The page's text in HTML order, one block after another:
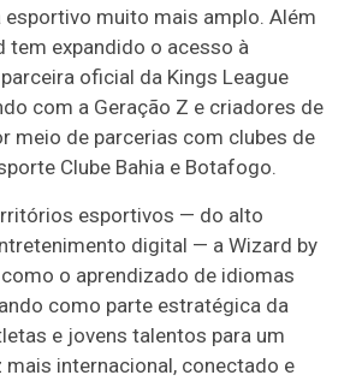
muito mais amplo. Além
tem expandido o acesso à
oficial da Kings League
com a Geração Z e criadores de
meio de parcerias com clubes de
Clube Bahia e Botafogo.
esportivos — do alto
digital — a Wizard by
o aprendizado de idiomas
como parte estratégica da
e jovens talentos para um
mais internacional, conectado e